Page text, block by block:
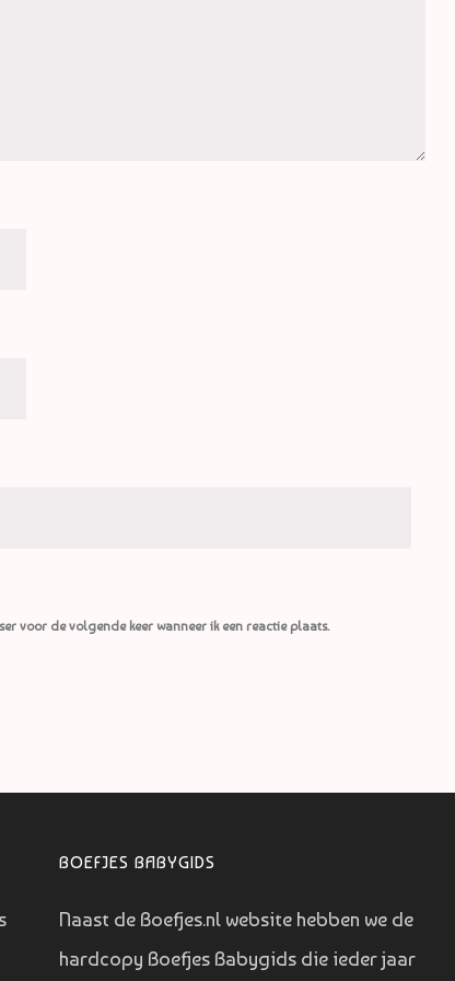
voor de volgende keer wanneer ik een reactie plaats.
BOEFJES BABYGIDS
Naast de Boefjes.nl website hebben we de
hardcopy Boefjes Babygids die ieder jaar